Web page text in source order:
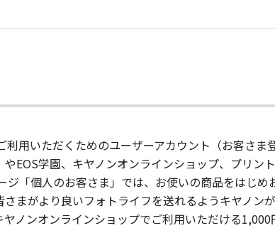
利用いただくためのユーザーアカウント（お客さ
EOS学園、キヤノンオンラインショップ、プリン
「個人のお客さま」では、お使いの商品をはじ
まがより良いフォトライフを送れるようキヤノン
ノンオンラインショップでご利用いただける1,000